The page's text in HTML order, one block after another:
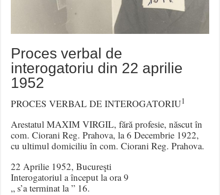
Proces verbal de
interogatoriu din 22 aprilie
1952
PROCES VERBAL DE INTEROGATORIU1
Arestatul MAXIM VIRGIL, fără profesie, născut în
com. Ciorani Reg. Prahova, la 6 Decembrie 1922,
cu ultimul domiciliu în com. Ciorani Reg. Prahova.
22 Aprilie 1952, Bucureşti
Interogatoriul a început la ora 9
„ s’a terminat la ” 16.